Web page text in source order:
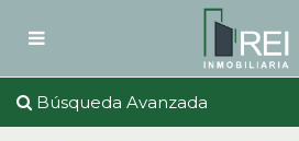
Búsqueda Avanzada